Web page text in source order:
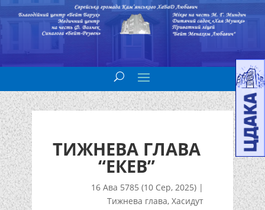
ТИЖНЕВА ГЛАВА
“ЕКЕВ”
16 Ава 5785 (10 Сер, 2025) |
Тижнева глава,Хасидут